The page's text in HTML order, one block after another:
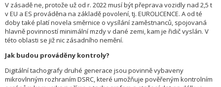
V zásadě ne, protože už od r. 2022 musí být přeprava vozidly nad 2,5 t
v EU a ES prováděna na základě povolení, tj. EUROLICENCE. A od té
doby také platí novela směrnice o vysílání zaměstnanců, spojovaná
hlavně povinností minimální mzdy v dané zemi, kam je řidič vyslán. V
této oblasti se již nic zásadního nemění.
Jak budou prováděny kontroly?
Digitální tachografy druhé generace jsou povinně vybaveny
mikrovlnným rozhraním DSRC, které umožňuje pověřeným kontrolním